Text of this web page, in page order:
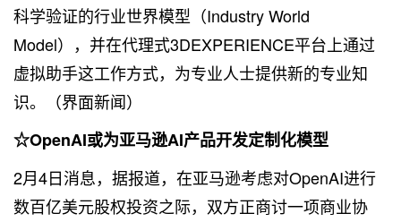
科学验证的行业世界模型（Industry World
Model），并在代理式3DEXPERIENCE平台上通过
虚拟助手这工作方式，为专业人士提供新的专业知
识。（界面新闻）
☆OpenAI或为亚马逊AI产品开发定制化模型
2月4日消息，据报道，在亚马逊考虑对OpenAI进行
数百亿美元股权投资之际，双方正商讨一项商业协